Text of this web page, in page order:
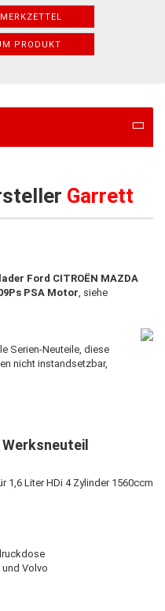
PRODUKT
Garrett
Ford CITROËN MAZDA
PSA Motor , siehe
Serien-Neuteile, diese
nicht instandsetzbar,
Werksneuteil
1,6 Liter HDi 4 Zylinder 1560ccm
Volvo